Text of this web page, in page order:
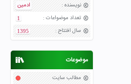
نویسنده :
ادمین
تعداد موضواعات :
1
سال افتتاح :
1395
موضوعات
مطالب سایت